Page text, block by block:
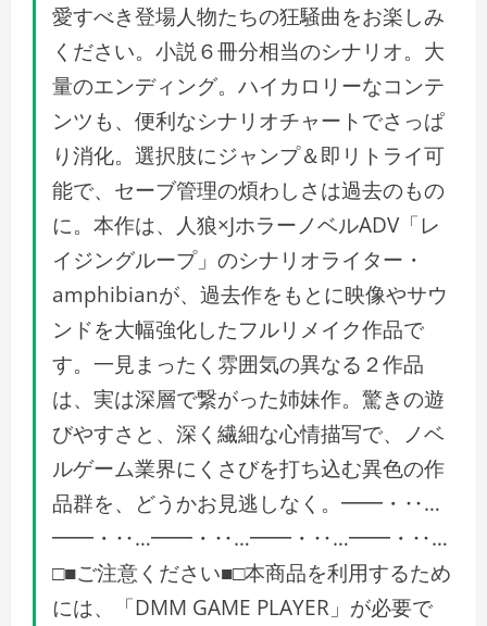
愛すべき登場人物たちの狂騒曲をお楽しみ
ください。小説６冊分相当のシナリオ。大
量のエンディング。ハイカロリーなコンテ
ンツも、便利なシナリオチャートでさっぱ
り消化。選択肢にジャンプ＆即リトライ可
能で、セーブ管理の煩わしさは過去のもの
に。本作は、人狼×JホラーノベルADV「レ
イジングループ」のシナリオライター・
amphibianが、過去作をもとに映像やサウ
ンドを大幅強化したフルリメイク作品で
す。一見まったく雰囲気の異なる２作品
は、実は深層で繋がった姉妹作。驚きの遊
びやすさと、深く繊細な心情描写で、ノベ
ルゲーム業界にくさびを打ち込む異色の作
品群を、どうかお見逃しなく。━━・‥…
━━・‥…━━・‥…━━・‥…━━・‥…
□■ご注意ください■□本商品を利用するため
には、「DMM GAME PLAYER」が必要で